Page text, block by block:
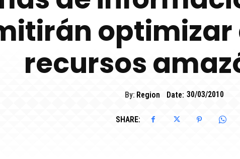
optimizar
recursos
By: Region Date: 30/03/2010
SHARE: